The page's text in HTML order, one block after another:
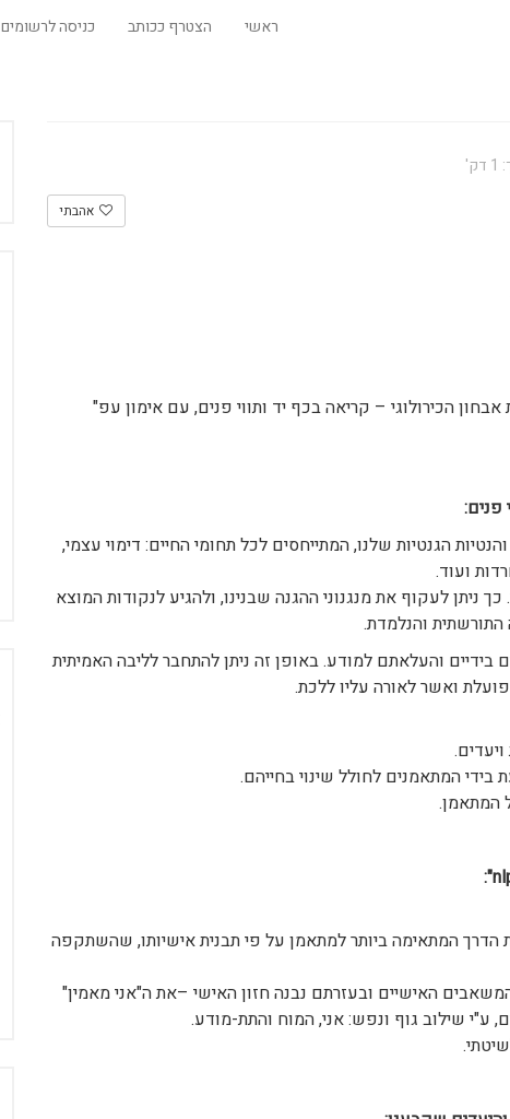
ראשי הצטרף ככותב כניסה לרשומים
אהבתי
הכירולוגי – קריאה בכף יד ותווי פנים, עם אימון עפ"
פנים:
הגנטיות שלנו, המתייחסים לכל תחומי החיים: דימוי עצמי,
ועוד.
ניתן לעקוף את מנגנוני ההגנה שבנינו, ולהגיע לנקודות המוצא
והנלמדת.
בידיים והעלאתם למודע. באופן זה ניתן להתחבר לליבה האמיתית
ואשר לאורה עליו ללכת.
בידי המתאמנים לחולל שינוי בחייהם.
המתאמן.
המתאימה ביותר למתאמן על פי תבנית אישיותו, שהשתקפה
האישיים ובעזרתם נבנה חזון האישי –את ה"אני מאמין"
ע"י שילוב גוף ונפש: אני, המוח והתת-מודע.